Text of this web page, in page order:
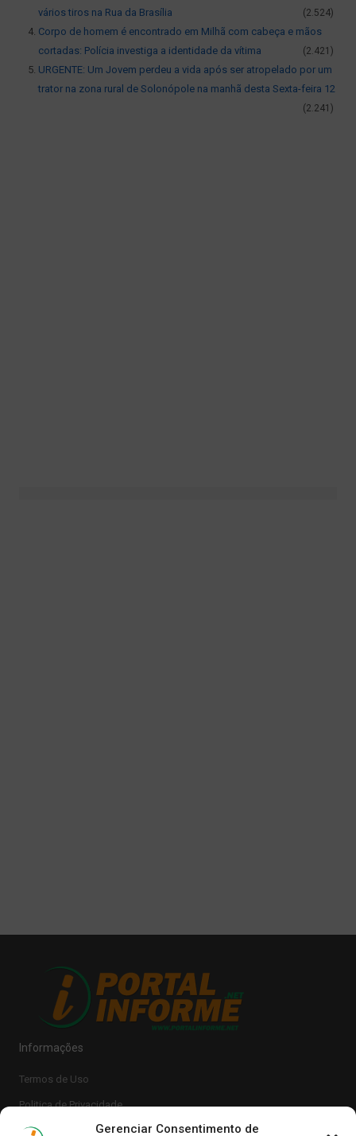
Gerenciar Consentimento de
vários tiros na Rua da Brasília
(2.524)
Corpo de homem é encontrado em Milhã com cabeça e mãos
cortadas: Polícia investiga a identidade da vítima
(2.421)
URGENTE: Um Jovem perdeu a vida após ser atropelado por um
trator na zona rural de Solonópole na manhã desta Sexta-feira 12
(2.241)
Informações
Termos de Uso
Politica de Privacidade